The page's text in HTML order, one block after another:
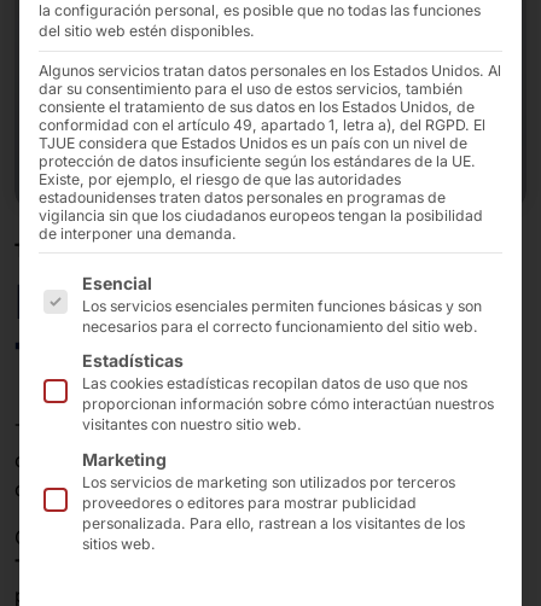
TERMINAL LOGÍSTICA PARA CAMIONES Y TURISMOS
Logistic Terminal para
Truck POLYTOUCH®
Terminal logística exterior para la manipulación de
camiones y automóviles, con dos pantallas y sistema
de intercomunicación.
Optimice sus procesos logísticos con nuestro
Terminal Truck al aire libre
prueba de las inclemencias del tiempo que garantiza
la configuración personal, es posible que no todas las funciones
del sitio web estén disponibles.
Algunos servicios tratan datos personales en los Estados Unidos. Al
dar su consentimiento para el uso de estos servicios, también
consiente el tratamiento de sus datos en los Estados Unidos, de
conformidad con el artículo 49, apartado 1, letra a), del RGPD. El
TJUE considera que Estados Unidos es un país con un nivel de
protección de datos insuficiente según los estándares de la UE.
Existe, por ejemplo, el riesgo de que las autoridades
estadounidenses traten datos personales en programas de
vigilancia sin que los ciudadanos europeos tengan la posibilidad
de interponer una demanda.
A continuación se enumeran los grupos de servicios
Esencial
Los servicios esenciales permiten funciones básicas y son
necesarios para el correcto funcionamiento del sitio web.
Estadísticas
Las cookies estadísticas recopilan datos de uso que nos
proporcionan información sobre cómo interactúan nuestros
visitantes con nuestro sitio web.
Marketing
Los servicios de marketing son utilizados por terceros
proveedores o editores para mostrar publicidad
personalizada. Para ello, rastrean a los visitantes de los
sitios web.